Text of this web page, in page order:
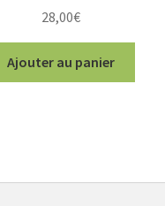
28,00€
Ajouter au panier